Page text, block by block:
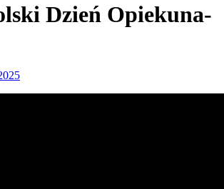
Dzień Opiekuna-